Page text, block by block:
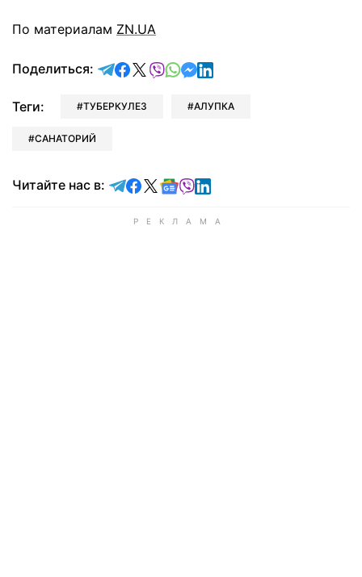
По материалам ZN.UA
Поделиться: отправить в Telegram
поделиться в Facebook
поделиться в X
отправить в Viber
отправить в Whatsapp
отправить в Messenger
отправить в LinkedIn
Теги: ТУБЕРКУЛЕЗ АЛУПКА
САНАТОРИЙ
Читайте нас в: Читайте в Telegram
Читайте в Facebook
Читайте в X
Читайте в Google news
Читайте в Viber
Читайте в LinkedIn